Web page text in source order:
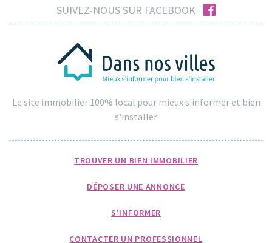
SUIVEZ-NOUS SUR FACEBOOK facebook
Le site immobilier 100% local pour mieux s'informer et bien
s'installer
TROUVER UN BIEN IMMOBILIER
DÉPOSER UNE ANNONCE
S'INFORMER
CONTACTER UN PROFESSIONNEL